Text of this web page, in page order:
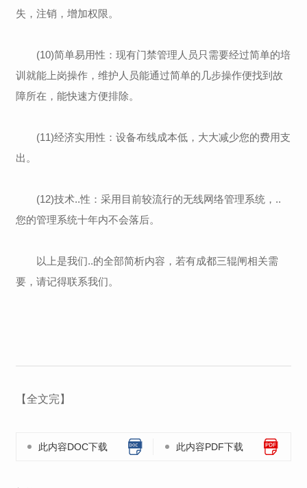
失，注销，增加权限。
(10)简单易用性：现有门禁管理人员只需要经过简单的培
训就能上岗操作，维护人员能通过简单的几步操作便找到故
障所在，能快速方便排除。
(11)经济实用性：设备布线成本低，大大减少您的费用支
出。
(12)技术..性：采用目前较流行的无线网络管理系统，..
您的管理系统十年内不会落后。
以上是我们..的全部简析内容，若有成都三辊闸相关需
要，请记得联系我们。
【全文完】
此内容DOC下载 此内容PDF下载